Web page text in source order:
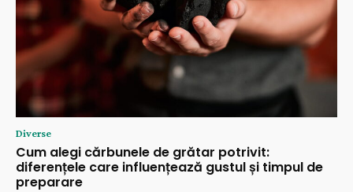
Diverse
Cum alegi cărbunele de grătar potrivit:
diferențele care influențează gustul și timpul de
preparare